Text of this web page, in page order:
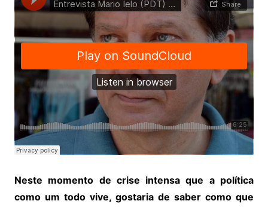
Neste momento de crise intensa que a política
como um todo vive, gostaria de saber como que